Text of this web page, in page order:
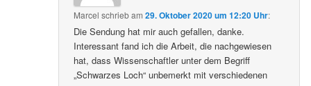
Marcel schriebam29. Oktober 2020 um 12:20 Uhr:
Die Sendung hat mir auch gefallen, danke.
Interessant fand ich die Arbeit, die nachgewiesen
hat, dass Wissenschaftler unter dem Begriff
„Schwarzes Loch“ unbemerkt mit verschiedenen